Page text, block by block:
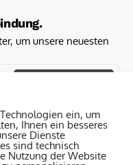
um unsere neuesten
und Konditionen
ein, um
Ihnen ein besseres
Dienste
sind technisch
Nutzung der Website